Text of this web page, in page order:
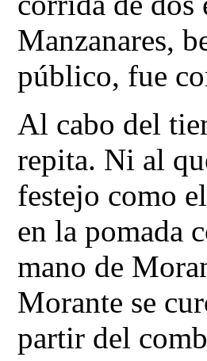
Manzanares,
público, fue
Al cabo del
repita. Ni al
festejo como
en la pomada
mano de
Morante se
partir del